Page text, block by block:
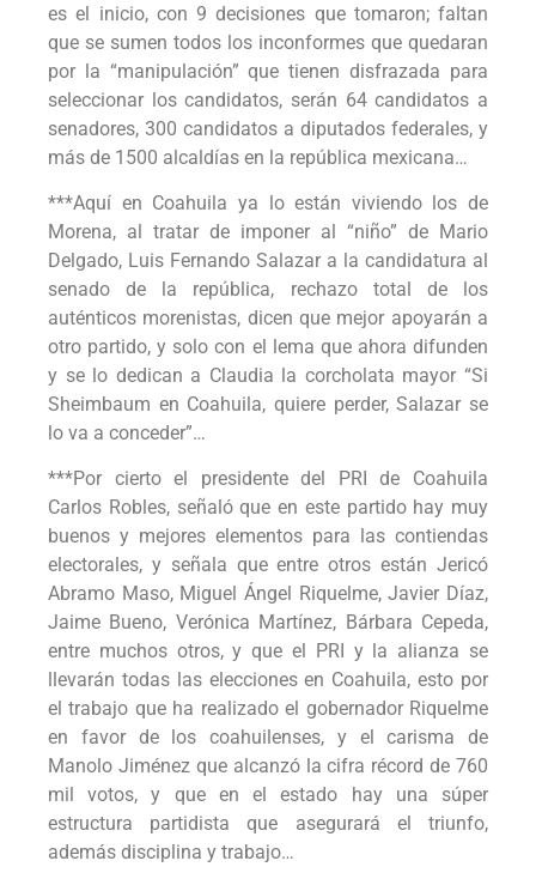
es el inicio, con 9 decisiones que tomaron; faltan
que se sumen todos los inconformes que quedaran
por la “manipulación” que tienen disfrazada para
seleccionar los candidatos, serán 64 candidatos a
senadores, 300 candidatos a diputados federales, y
más de 1500 alcaldías en la república mexicana…
***Aquí en Coahuila ya lo están viviendo los de
Morena, al tratar de imponer al “niño” de Mario
Delgado, Luis Fernando Salazar a la candidatura al
senado de la república, rechazo total de los
auténticos morenistas, dicen que mejor apoyarán a
otro partido, y solo con el lema que ahora difunden
y se lo dedican a Claudia la corcholata mayor “Si
Sheimbaum en Coahuila, quiere perder, Salazar se
lo va a conceder”…
***Por cierto el presidente del PRI de Coahuila
Carlos Robles, señaló que en este partido hay muy
buenos y mejores elementos para las contiendas
electorales, y señala que entre otros están Jericó
Abramo Maso, Miguel Ángel Riquelme, Javier Díaz,
Jaime Bueno, Verónica Martínez, Bárbara Cepeda,
entre muchos otros, y que el PRI y la alianza se
llevarán todas las elecciones en Coahuila, esto por
el trabajo que ha realizado el gobernador Riquelme
en favor de los coahuilenses, y el carisma de
Manolo Jiménez que alcanzó la cifra récord de 760
mil votos, y que en el estado hay una súper
estructura partidista que asegurará el triunfo,
además disciplina y trabajo…